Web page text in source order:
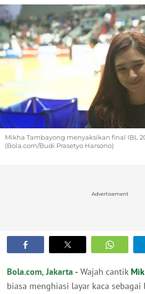
Mikha Tambayong menyaksikan final IBL
(Bola.com/Budi Prasetyo Harsono)
Advertisement
Bola.com, Jakarta - Wajah cantik
biasa menghiasi layar kaca